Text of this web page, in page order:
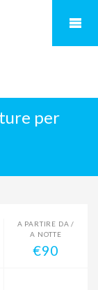
per
A PARTIRE DA /
A NOTTE
€90